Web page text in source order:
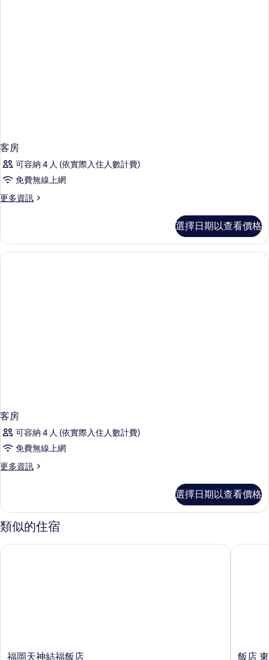
客房
可容納 4 人 (依實際入住人數計費)
免費無線上網
更多資訊
更
的
詳
情
選擇日期以查看價格
客房
可容納 4 人 (依實際入住人數計費)
免費無線上網
更多資訊
更
的
詳
情
選擇日期以查看價格
類似的住宿
福
福岡天神結福飯店
福岡天神結福飯店
飯
飯店
飯店 東